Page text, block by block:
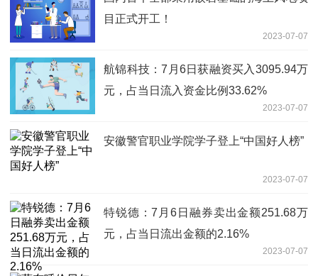
目正式开工！
2023-07-07
航锦科技：7月6日获融资买入3095.94万
元，占当日流入资金比例33.62%
2023-07-07
安徽警官职业学院学子登上“中国好人榜”
2023-07-07
特锐德：7月6日融券卖出金额251.68万
元，占当日流出金额的2.16%
2023-07-07